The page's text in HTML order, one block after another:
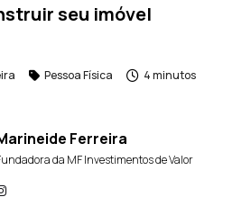
seu imóvel
Pessoa Física 4 minutos
Ferreira
da MF Investimentos de Valor